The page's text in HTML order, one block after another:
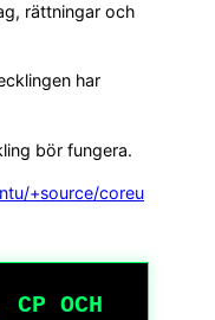
rättningar och
har
bör fungera.
+source/coreu
OCH